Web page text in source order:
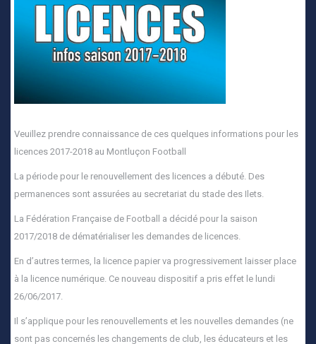
Veuillez prendre connaissance de ces quelques informations pour les
licences 2017-2018 au Montluçon Football
La période pour le renouvellement des licences a débuté. Des
permanences sont assurées au secretariat du stade des Ilets.
La Fédération Française de Football a décidé pour la saison
2017/2018 de dématérialiser les demandes de licences.
En d’autres termes, la licence papier va progressivement laisser place
à la licence numérique. Ce nouveau dispositif a pris effet le lundi
26/06/2017.
Il s’applique pour les renouvellements et les nouvelles demandes (ne
sont pas concernés les changements de club, les éducateurs et les